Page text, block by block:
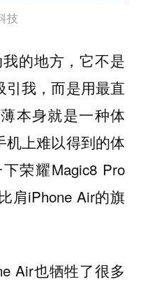
技
的地方，它不是
引我，而是用最直
本身就是一种体
机上难以得到的体
荣耀Magic8 Pro
肩iPhone Air的旗
Air也牺牲了很多